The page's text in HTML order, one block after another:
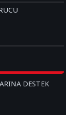
DESTEK